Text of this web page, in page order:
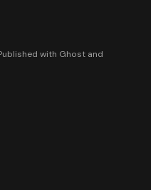
with Ghost and